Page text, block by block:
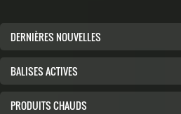
DERNIÈRES NOUVELLES
BALISES ACTIVES
PRODUITS CHAUDS